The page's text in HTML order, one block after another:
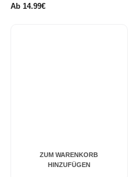
Ab 14.99€
ZUM WARENKORB
HINZUFÜGEN